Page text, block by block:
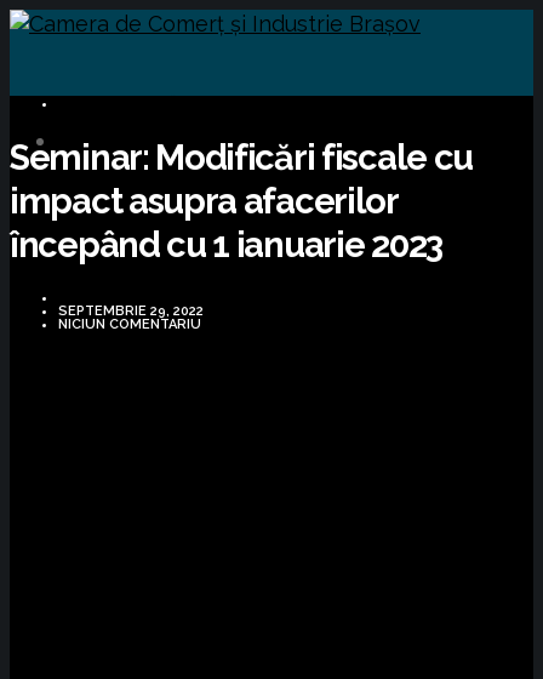
Seminar: Modificări fiscale cu
impact asupra afacerilor
începând cu 1 ianuarie 2023
SEPTEMBRIE 29, 2022
NICIUN COMENTARIU